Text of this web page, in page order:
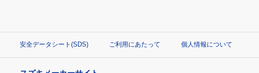
安全データシート(SDS) ご利用にあたって 個人情報について